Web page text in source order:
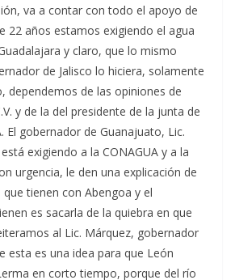
va a contar con todo el apoyo de
22 años estamos exigiendo el agua
y claro, que lo mismo
de Jalisco lo hiciera, solamente
dependemos de las opiniones de
y de la del presidente de la junta de
El gobernador de Guanajuato, Lic.
exigiendo a la CONAGUA y a la
urgencia, le den una explicación de
tienen con Abengoa y el
es sacarla de la quiebra en que
al Lic. Márquez, gobernador
esta es una idea para que León
en corto tiempo, porque del río